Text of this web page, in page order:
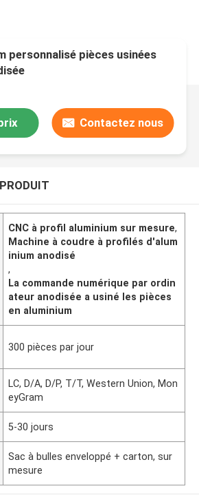
personnalisé pièces usinées
Contactez nous
CNC à profil aluminium sur mesure,
Machine à coudre à profilés d'alum
inium anodisé
,
La commande numérique par ordin
ateur anodisée a usiné les pièces
en aluminium
300 pièces par jour
LC, D/A, D/P, T/T, Western Union, Mon
eyGram
5-30 jours
Sac à bulles enveloppé + carton, sur
mesure